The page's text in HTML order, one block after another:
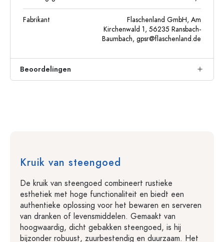
Fabrikant
Flaschenland GmbH, Am
Kirchenwald 1, 56235 Ransbach-
Baumbach, gpsr@flaschenland.de
Beoordelingen
Kruik van steengoed
De kruik van steengoed combineert rustieke
esthetiek met hoge functionaliteit en biedt een
authentieke oplossing voor het bewaren en serveren
van dranken of levensmiddelen. Gemaakt van
hoogwaardig, dicht gebakken steengoed, is hij
bijzonder robuust, zuurbestendig en duurzaam. Het